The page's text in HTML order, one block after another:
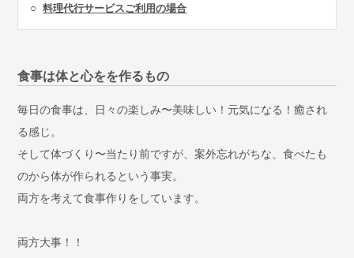
○料理代行サービスご利用の場合
食事は体と心をを作るもの
毎日の食事は、日々の楽しみ〜美味しい！元気になる！癒され
る感じ。
そして体づくり〜当たり前ですが、案外忘れがちな、食べたも
のから体が作られるという事実。
両方を考えて食事作りをしています。
両方大事！！